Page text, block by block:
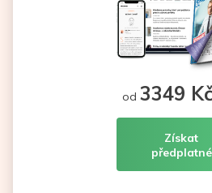
od 3349
Získat
předplatné